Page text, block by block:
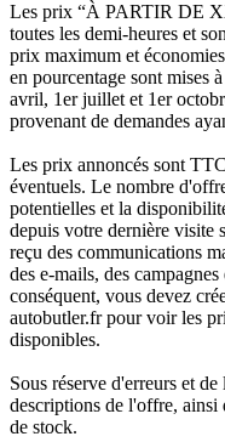
Les prix “À PARTIR DE
toutes les demi-heures et
prix maximum et
en pourcentage sont mises
avril, 1er juillet et 1er
provenant de demandes
Les prix annoncés sont
éventuels. Le nombre
potentielles et la
depuis votre dernière visite
reçu des communications
des e-mails, des
conséquent, vous devez
autobutler.fr pour voir les
disponibles.
Sous réserve d'erreurs et
descriptions de l'offre, ainsi
de stock.